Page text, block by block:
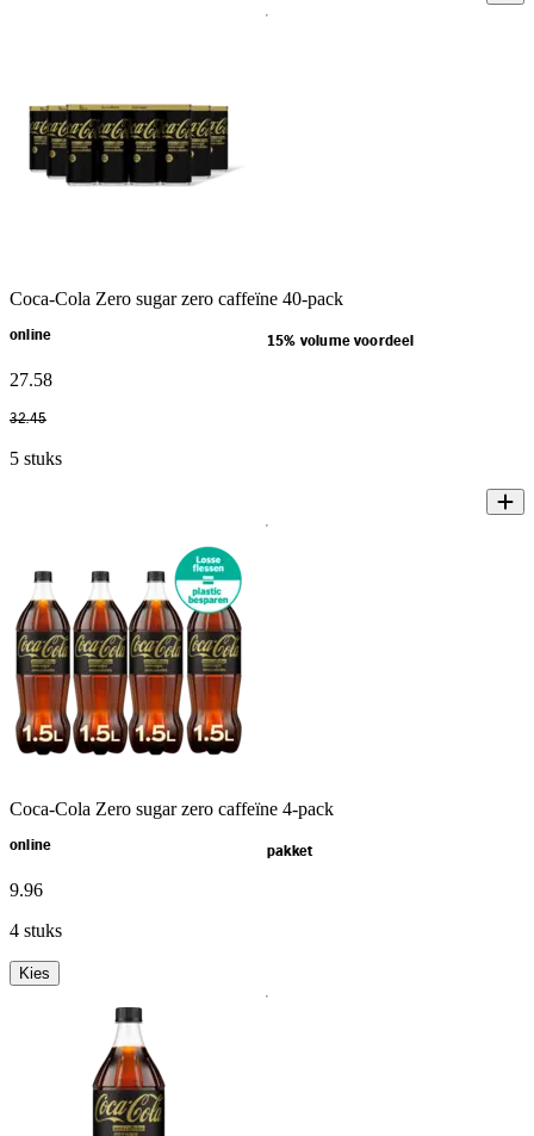
Coca-Cola Zero sugar zero caffeïne 40-pack
online 15% volume voordeel
27.58
32.45
5 stuks
Coca-Cola Zero sugar zero caffeïne 4-pack
online pakket
9.96
4 stuks
Kies